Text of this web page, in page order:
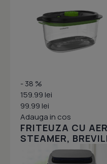
- 38 %
159.99 lei
99.99 lei
Adauga in cos
FRITEUZA CU
STEAMER,